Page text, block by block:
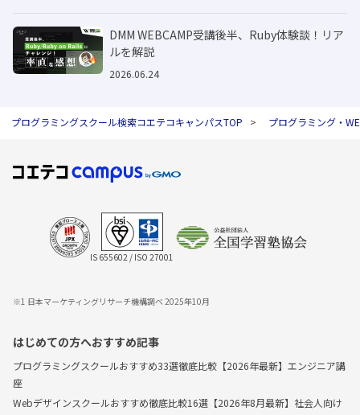
DMM WEBCAMP受講後半、Ruby体験談！リア
ルを解説
2026.06.24
プログラミングスクール検索コエテコキャンパスTOP プログラミング・
IS 655602 / ISO 27001
※1 日本マーケティングリサーチ機構調べ 2025年10月
はじめての方へおすすめ記事
プログラミングスクールおすすめ33選徹底比較【2026年最新】エンジニア講
座
Webデザインスクールおすすめ徹底比較16選【2026年8月最新】社会人向け